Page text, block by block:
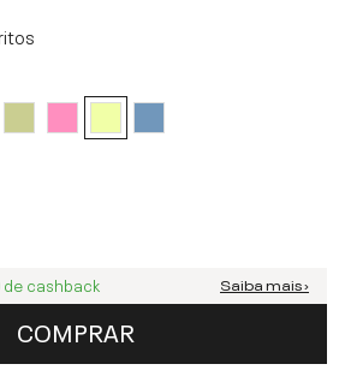
de cashback Saiba mais ›
COMPRAR